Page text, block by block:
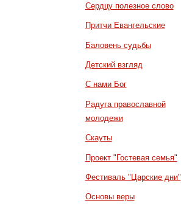
Сердцу полезное слово
Притчи Евангельские
Баловень судьбы
Детский взгляд
С нами Бог
Радуга православной
молодежи
Скауты
Проект "Гостевая семья"
Фестиваль "Царские дни"
Основы веры